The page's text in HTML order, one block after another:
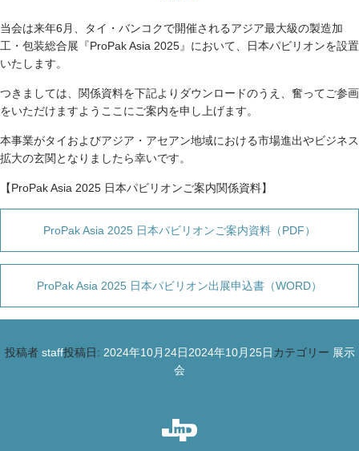
当会は来年6月、タイ・バンコクで開催されるアジア最大級の製造加
工・包装総合展『ProPak Asia 2025』において、日本パビリオンを設置
いたします。
つきましては、関係資料を下記よりダウンロードのうえ、奮ってご参画
をいただけますようここにご案内を申し上げます。
本事業がタイおよびアジア・アセアン地域における市場進出やビジネス
拡大の玄関となりましたら幸いです。
【ProPak Asia 2025 日本パビリオンご案内関係資料】
ProPak Asia 2025 日本パビリオンご案内資料（PDF）
ProPak Asia 2025 日本パビリオン出展申込書（WORD）
投稿者 staff投稿日: 2024年10月24日2024年10月25日 カテゴリー 展示
会